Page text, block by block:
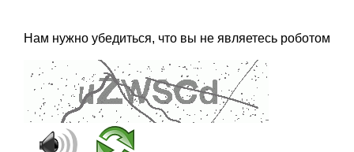
Нам нужно убедиться, что вы не являетесь роботом